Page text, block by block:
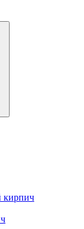
кирпич